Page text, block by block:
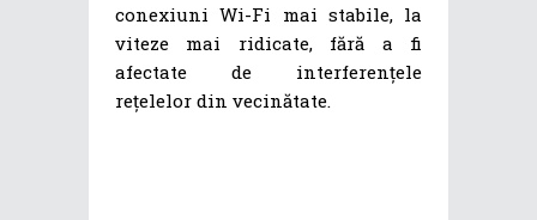
conexiuni Wi-Fi mai stabile, la
viteze mai ridicate, fără a fi
afectate de interferențele
rețelelor din vecinătate.